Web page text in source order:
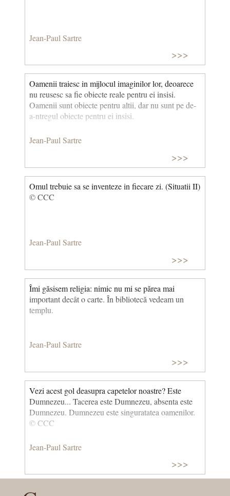
Jean-Paul Sartre
>>>
Oamenii traiesc in mijlocul imaginilor lor, deoarece
nu reusesc sa fie obiecte reale pentru ei insisi.
Oamenii sunt obiecte pentru altii, dar nu sunt pe de-
a-ntregul obiecte pentru ei insisi.
Jean-Paul Sartre
>>>
Omul trebuie sa se inventeze in fiecare zi. (Situatii II)
© CCC
Jean-Paul Sartre
>>>
Îmi găsisem religia: nimic nu mi se părea mai
important decât o carte. În bibliotecă vedeam un
templu.
Jean-Paul Sartre
>>>
Vezi acest gol deasupra capetelor noastre? Este
Dumnezeu... Tacerea este Dumnezeu, absenta este
Dumnezeu. Dumnezeu este singuratatea oamenilor.
© CCC
Jean-Paul Sartre
>>>